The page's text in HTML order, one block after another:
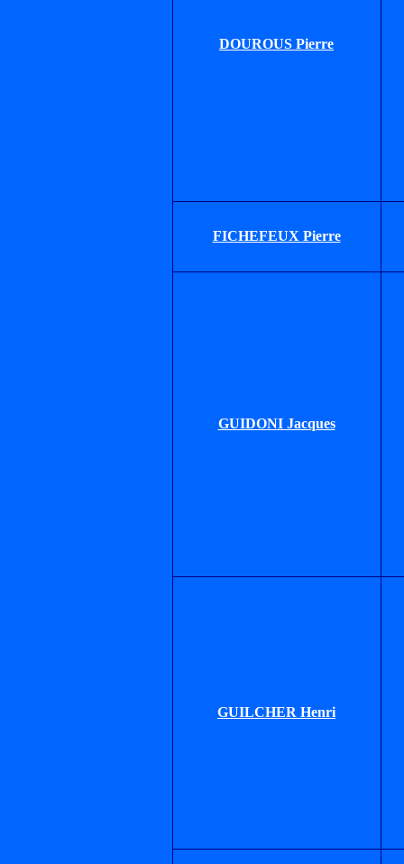
DOUROUS Pierre
FICHEFEUX Pierre
GUIDONI Jacques
GUILCHER Henri